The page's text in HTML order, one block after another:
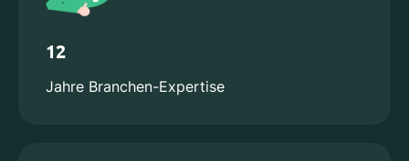
12
Jahre Branchen-Expertise